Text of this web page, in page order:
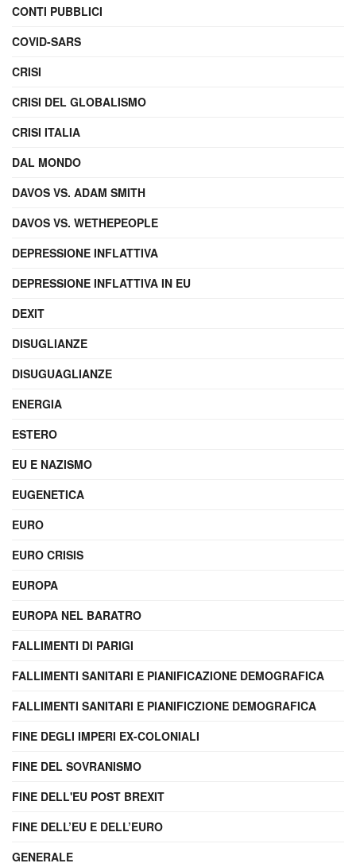
CONTI PUBBLICI
COVID-SARS
CRISI
CRISI DEL GLOBALISMO
CRISI ITALIA
DAL MONDO
DAVOS VS. ADAM SMITH
DAVOS VS. WETHEPEOPLE
DEPRESSIONE INFLATTIVA
DEPRESSIONE INFLATTIVA IN EU
DEXIT
DISUGLIANZE
DISUGUAGLIANZE
ENERGIA
ESTERO
EU E NAZISMO
EUGENETICA
EURO
EURO CRISIS
EUROPA
EUROPA NEL BARATRO
FALLIMENTI DI PARIGI
FALLIMENTI SANITARI E PIANIFICAZIONE DEMOGRAFICA
FALLIMENTI SANITARI E PIANIFICZIONE DEMOGRAFICA
FINE DEGLI IMPERI EX-COLONIALI
FINE DEL SOVRANISMO
FINE DELL'EU POST BREXIT
FINE DELL’EU E DELL’EURO
GENERALE